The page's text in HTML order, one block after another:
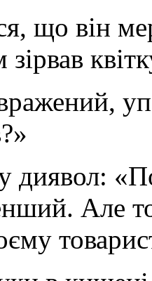
що він
диявол:
Але